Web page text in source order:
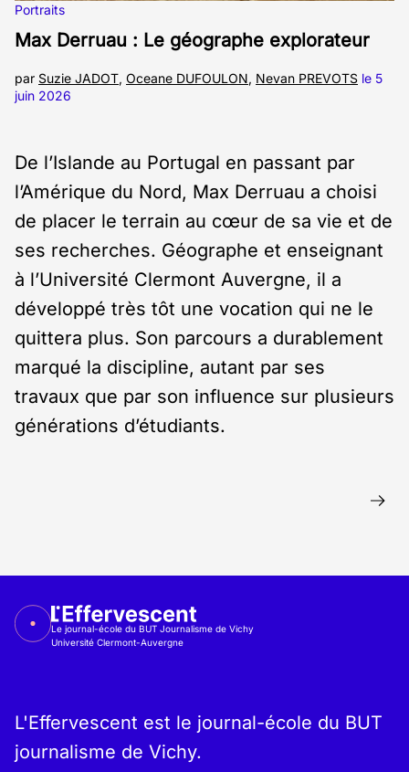
Portraits
Max Derruau : Le géographe explorateur
par Suzie JADOT, Oceane DUFOULON, Nevan PREVOTS le 5
juin 2026
De l’Islande au Portugal en passant par
l’Amérique du Nord, Max Derruau a choisi
de placer le terrain au cœur de sa vie et de
ses recherches. Géographe et enseignant
à l’Université Clermont Auvergne, il a
développé très tôt une vocation qui ne le
quittera plus. Son parcours a durablement
marqué la discipline, autant par ses
travaux que par son influence sur plusieurs
générations d’étudiants.
Le journal-école du BUT Journalisme de Vichy
Université Clermont-Auvergne
L'Effervescent est le journal-école du BUT
journalisme de Vichy.